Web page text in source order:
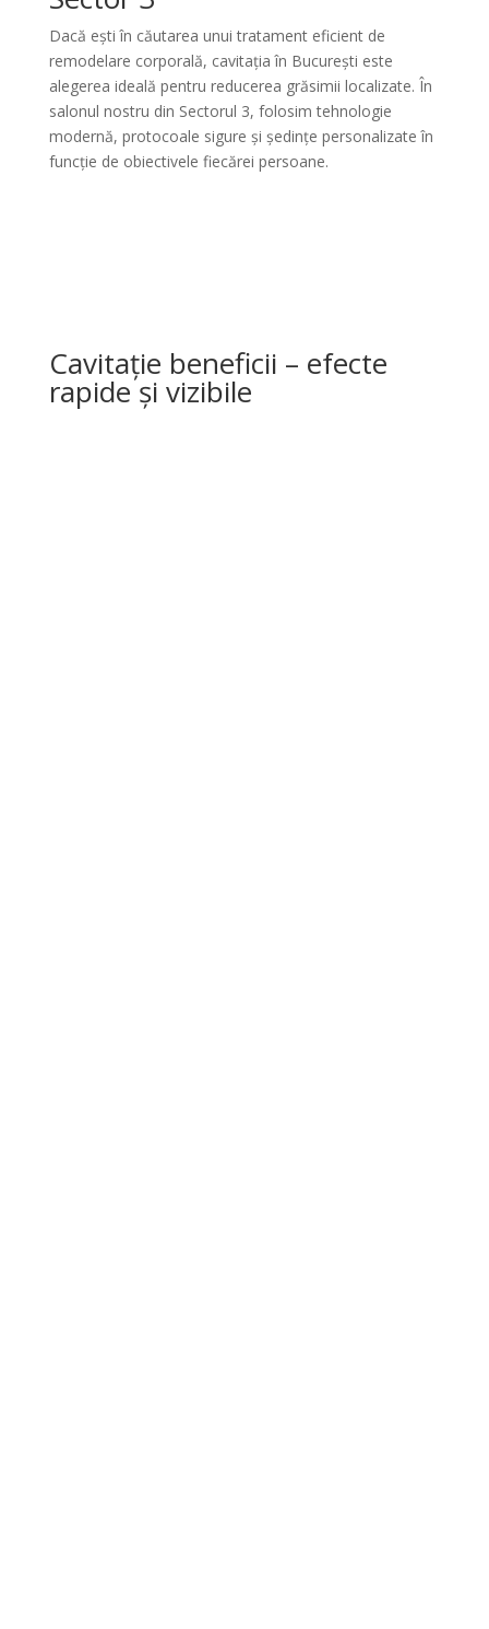
Dacă ești în căutarea unui tratament eficient de
remodelare corporală, cavitația în București este
alegerea ideală pentru reducerea grăsimii localizate. În
salonul nostru din Sectorul 3, folosim tehnologie
modernă, protocoale sigure și ședințe personalizate în
funcție de obiectivele fiecărei persoane.
Cavitație beneficii – efecte
rapide și vizibile